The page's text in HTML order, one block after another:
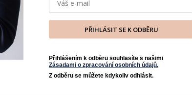
PŘIHLÁSIT SE K ODBĚRU
Přihlášením k odběru souhlasíte s našimi
Zásadami o zpracování osobních údajů.
Z odběru se můžete kdykoliv odhlásit.